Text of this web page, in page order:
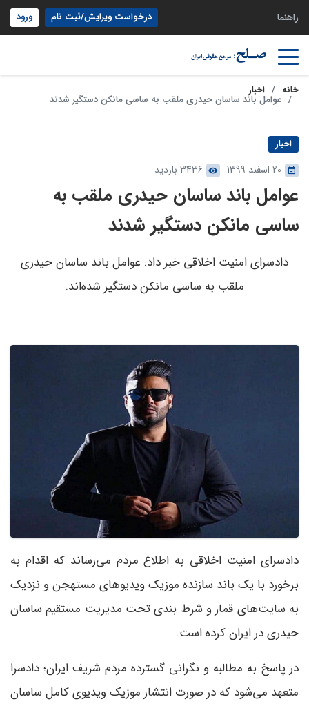
راهنما درخواست ویرایش/ثبت نام ورود
خانه اخبار
عوامل باند ساسان حیدری ملقب به ساسی مانکن دستگیر شدند
اخبار
20 اسفند 1399 3436 بازدید
عوامل باند ساسان حیدری ملقب به
ساسی مانکن دستگیر شدند
دادسرای امنیت اخلاقی خبر داد: عوامل باند ساسان حیدری
ملقب به ساسی مانکن دستگیر شده‌اند.
دادسرای امنیت اخلاقی به اطلاع مردم می‌رساند که اقدام به
برخورد با یک باند سازنده موزیک ویدیو‌های مستهجن و نزدیک
به سایت‌های قمار و شرط بندی تحت مدیریت مستقیم ساسان
حیدری در ایران کرده است.
در پاسخ به مطالبه و نگرانی گسترده مردم شریف ایران؛ دادسرا
متعهد می‌شود که در صورت انتشار موزیک ویدیوی کامل ساسان